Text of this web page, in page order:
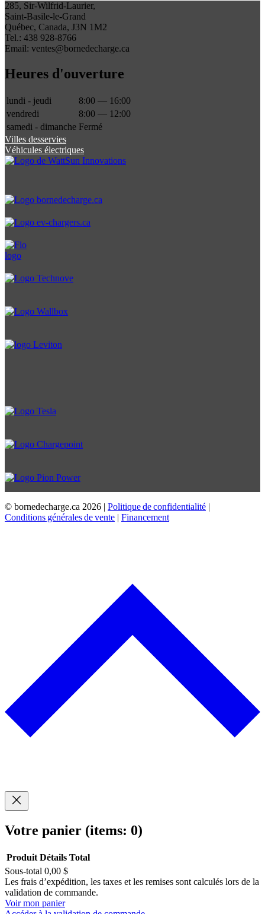
285, Sir-Wilfrid-Laurier,
Saint-Basile-le-Grand
Québec, Canada, J3N 1M2
Tel.: 438 928-8766
Email: ventes@bornedecharge.ca
Heures d'ouverture
lundi - jeudi
8:00 — 16:00
vendredi
8:00 — 12:00
samedi - dimanche Fermé
Villes desservies
Véhicules électriques
© bornedecharge.ca 2026 | Politique de confidentialité |
Conditions générales de vente | Financement
Votre panier (items: 0)
Produits
dans
Produit Détails Total
Sous-total 0,00 $
Les frais d’expédition, les taxes et les remises sont calculés lors de la
validation de commande.
Voir mon panier